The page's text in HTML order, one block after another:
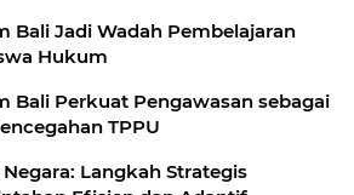
Bali Jadi Wadah Pembelajaran
Hukum
Bali Perkuat Pengawasan sebagai
TPPU
Langkah Strategis